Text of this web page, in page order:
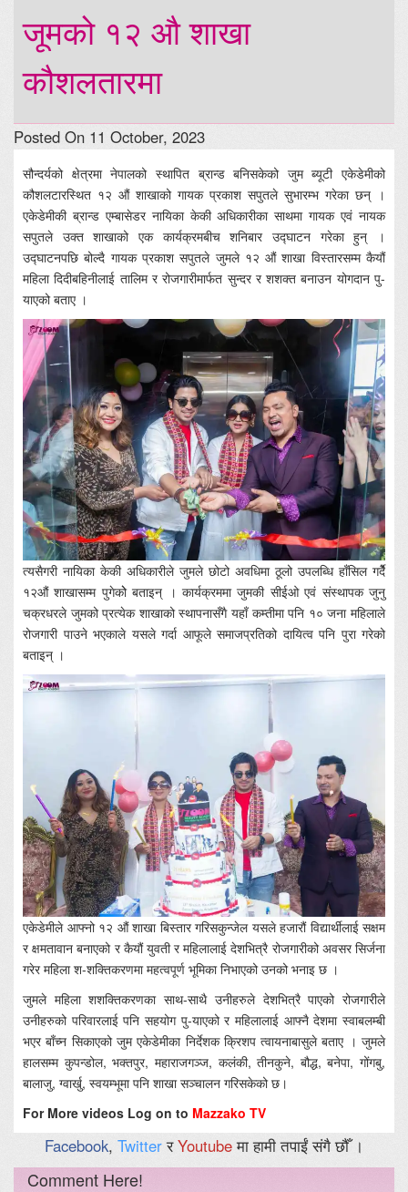
जूमको १२ औ शाखा
कौशलतारमा
Posted On 11 October, 2023
सौन्दर्यको क्षेत्रमा नेपालको स्थापित ब्रान्ड बनिसकेको जुम ब्यूटी एकेडेमीको
कौशलटारस्थित १२ औं शाखाको गायक प्रकाश सपुतले सुभारम्भ गरेका छन् ।
एकेडेमीकी ब्रान्ड एम्बासेडर नायिका केकी अधिकारीका साथमा गायक एवं नायक
सपुतले उक्त शाखाको एक कार्यक्रमबीच शनिबार उद्घाटन गरेका हुन् ।
उद्घाटनपछि बोल्दै गायक प्रकाश सपुतले जुमले १२ औं शाखा विस्तारसम्म कैयौं
महिला दिदीबहिनीलाई तालिम र रोजगारीमार्फत सुन्दर र शशक्त बनाउन योगदान पु-
याएको बताए ।
त्यसैगरी नायिका केकी अधिकारीले जुमले छोटो अवधिमा ठूलो उपलब्धि हाँसिल गर्दैे
१२औं शाखासम्म पुगेकोे बताइन् । कार्यक्रममा जुमकी सीईओ एवं संस्थापक जुनु
चक्रधरले जुमको प्रत्येक शाखाको स्थापनासँगै यहाँ कम्तीमा पनि १० जना महिलाले
रोजगारी पाउने भएकाले यसले गर्दा आफूले समाजप्रतिको दायित्व पनि पुरा गरेको
बताइन् ।
एकेडेमीले आफ्नो १२ औं शाखा बिस्तार गरिसकुन्जेल यसले हजारौं विद्यार्थीलाई सक्षम
र क्षमतावान बनाएको र कैयौं युवती र महिलालाई देशभित्रै रोजगारीको अवसर सिर्जना
गरेर महिला श-शक्तिकरणमा महत्वपूर्ण भूमिका निभाएको उनको भनाइ छ ।
जुमले महिला शशक्तिकरणका साथ-साथै उनीहरुले देशभित्रै पाएको रोजगारीले
उनीहरुको परिवारलाई पनि सहयोग पु-याएको र महिलालाई आफ्नै देशमा स्वाबलम्बी
भएर बाँच्न सिकाएको जुम एकेडेमीका निर्देशक क्रिशप त्वायनाबासुले बताए । जुमले
हालसम्म कुपन्डोल, भक्तपुर, महाराजगञ्ज, कलंकी, तीनकुने, बौद्ध, बनेपा, गोंगबु,
बालाजु, ग्वार्खु, स्वयम्भूमा पनि शाखा सञ्चालन गरिसकेको छ।
For More videos Log on to Mazzako TV
Facebook, TwitterरYoutubeमा हामी तपाईं संगै छौँ ।
Comment Here!